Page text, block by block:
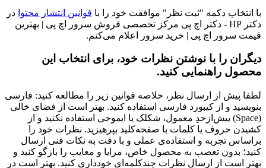
با انتخاب دکمه "ثبت نظر" موافقت خود را با قوانین انتشار محتوا در
دکتر HP - دکتر اچ پی مرکز تخصصی فروش سرور اچ پی | بهترین
قیمت سرور اچ پی | خرید سرور اعلام می‌کنم.
دیگران را با نوشتن نظرات خود، برای انتخاب این
محصول راهنمایی کنید.
لطفا پیش از ارسال نظر، خلاصه قوانین زیر را مطالعه کنید: فارسی
بنویسید و از کیبورد فارسی استفاده کنید. بهتر است از فضای خالی
(Space) بیش‌از‌حدِ معمول، شکلک یا ایموجی استفاده نکنید و از
کشیدن حروف یا کلمات با صفحه‌کلید بپرهیزید. نظرات خود را
براساس تجربه و استفاده‌ی عملی و با دقت به نکات فنی ارسال
کنید؛ بدون تعصب به محصول خاص، مزایا و معایب را بازگو کنید و
بهتر است از ارسال نظرات چندکلمه‌‌ای خودداری کنید. بهتر است در